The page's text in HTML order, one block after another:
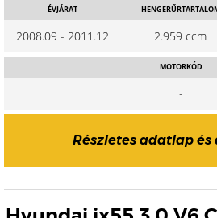
ÉVJÁRAT
2008.09 - 2011.12 2.959 ccm
MOTORKÓD
-
Részletes adatlap és